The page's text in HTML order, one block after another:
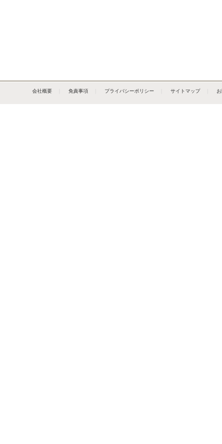
会社概要 免責事項 プライバシーポリシー サイトマップ｜